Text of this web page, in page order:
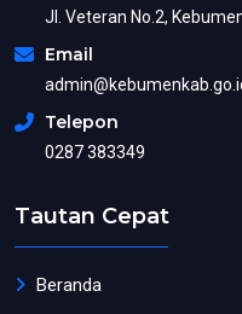
Jl. Veteran No.2,
Email
Telepon
0287 383349
Tautan Cepat
Beranda